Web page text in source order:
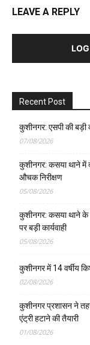
LEAVE A REPLY
Recent Post
कुशीनगर: एसपी की बड़ी
07/08/2026
कुशीनगर: कसया थाने में
औचक निरीक्षण
05/08/2026
कुशीनगर: कसया थाने के
पर बड़ी कार्यवाही
05/08/2026
कुशीनगर में 14 वर्षीय
02/08/2026
कुशीनगर प्रशासन ने
एंट्री हटाने की तैयारी
01/08/2026